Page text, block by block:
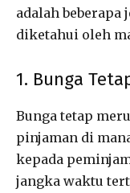
adalah beberapa
diketahui oleh
1. Bunga
Bunga tetap
pinjaman di
kepada
jangka waktu